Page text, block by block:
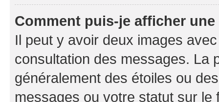
Comment puis-je afficher
Il peut y avoir deux images
consultation des messages. La
généralement des étoiles ou
messages ou votre statut sur